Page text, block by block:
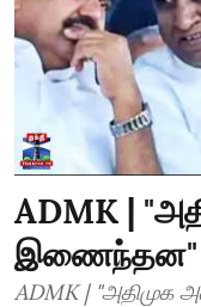
ADMK |
இணைந்தன"
ADMK |